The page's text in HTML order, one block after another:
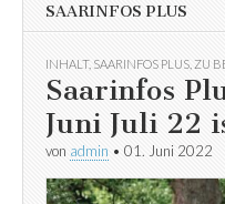
SAARINFOS PLUS
INHALT, SAARINFOS PLUS ZU
Saarinfos
Juni Juli 22
von admin • 01. Juni 2022